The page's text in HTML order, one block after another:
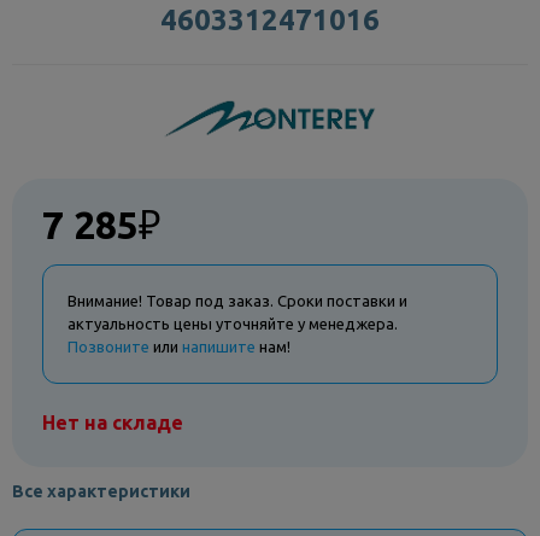
4603312471016
7 285₽
Внимание! Товар под заказ. Сроки поставки и
актуальность цены уточняйте у менеджера.
Позвоните или напишите нам!
Нет на складе
Все характеристики